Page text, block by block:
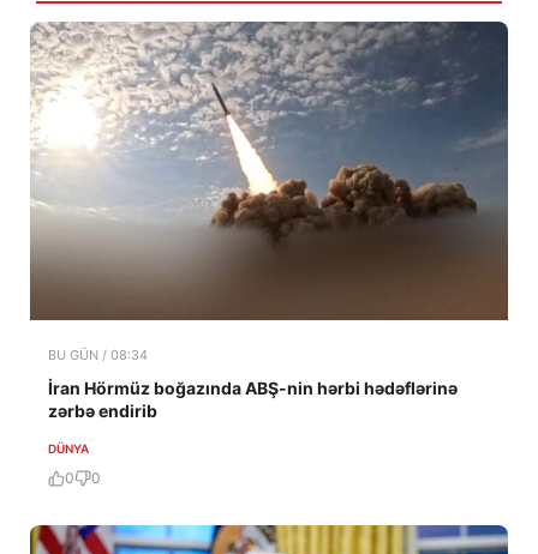
BU GÜN / 08:34
İran Hörmüz boğazında ABŞ-nin hərbi hədəflərinə
zərbə endirib
DÜNYA
0 0